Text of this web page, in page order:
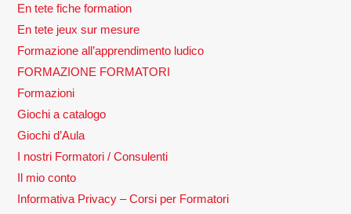
En tete fiche formation
En tete jeux sur mesure
Formazione all’apprendimento ludico
FORMAZIONE FORMATORI
Formazioni
Giochi a catalogo
Giochi d’Aula
I nostri Formatori / Consulenti
Il mio conto
Informativa Privacy – Corsi per Formatori